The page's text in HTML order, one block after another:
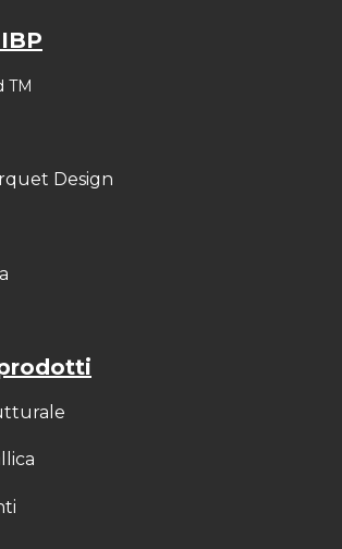
TM
Design